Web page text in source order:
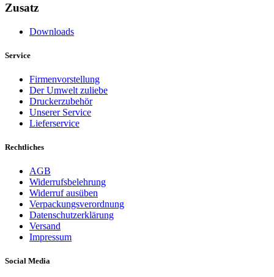
Zusatz
Downloads
Service
Firmenvorstellung
Der Umwelt zuliebe
Druckerzubehör
Unserer Service
Lieferservice
Rechtliches
AGB
Widerrufsbelehrung
Widerruf ausüben
Verpackungsverordnung
Datenschutzerklärung
Versand
Impressum
Social Media